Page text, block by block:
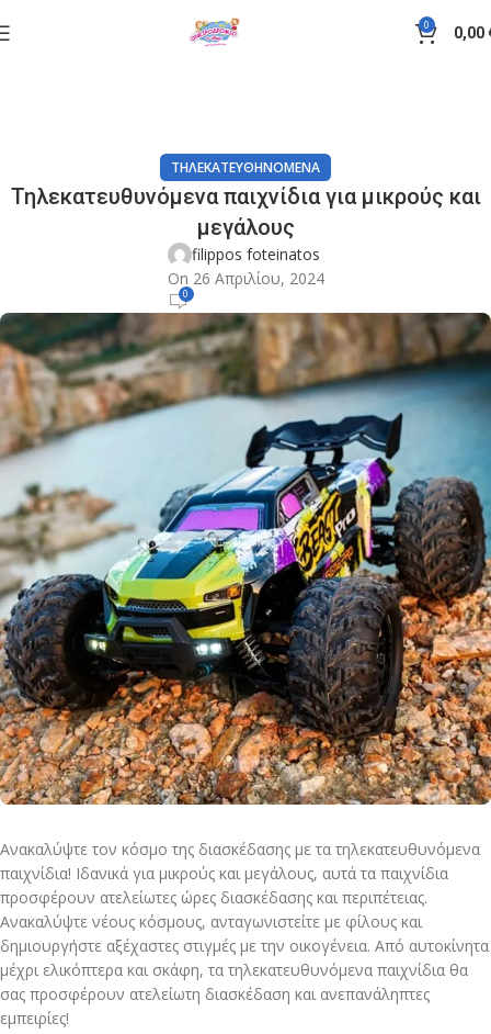
0 0,00
ΤΗΛΕΚΑΤΕΥΘΗΝΌΜΕΝΑ
Τηλεκατευθυνόμενα παιχνίδια για μικρούς και
μεγάλους
filippos foteinatos
On 26 Απριλίου, 2024
0
Ανακαλύψτε τον κόσμο της διασκέδασης με τα τηλεκατευθυνόμενα
παιχνίδια! Ιδανικά για μικρούς και μεγάλους, αυτά τα παιχνίδια
προσφέρουν ατελείωτες ώρες διασκέδασης και περιπέτειας.
Ανακαλύψτε νέους κόσμους, ανταγωνιστείτε με φίλους και
δημιουργήστε αξέχαστες στιγμές με την οικογένεια. Από αυτοκίνητα
μέχρι ελικόπτερα και σκάφη, τα τηλεκατευθυνόμενα παιχνίδια θα
σας προσφέρουν ατελείωτη διασκέδαση και ανεπανάληπτες
εμπειρίες!